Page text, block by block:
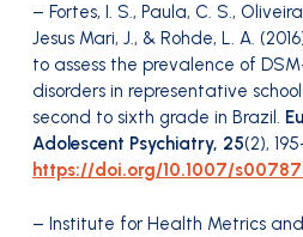
– Fortes, I. S., Paula, C. S.,
Jesus Mari, J., & Rohde, L. A.
to assess the prevalence of
disorders in representative
second to sixth grade in Brazil.
Adolescent Psychiatry, 25(2),
https://doi.org/10.1007/
– Institute for Health Metrics